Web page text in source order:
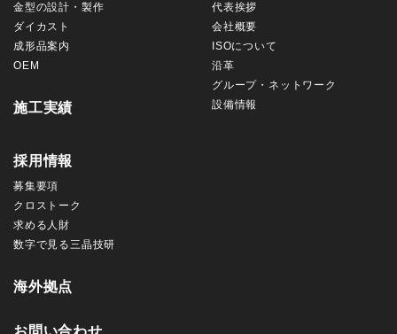
金型の設計・製作
ダイカスト
成形品案内
OEM
施工実績
代表挨拶
会社概要
ISOについて
沿革
グループ・ネットワーク
設備情報
採用情報
募集要項
クロストーク
求める人財
数字で見る三晶技研
海外拠点